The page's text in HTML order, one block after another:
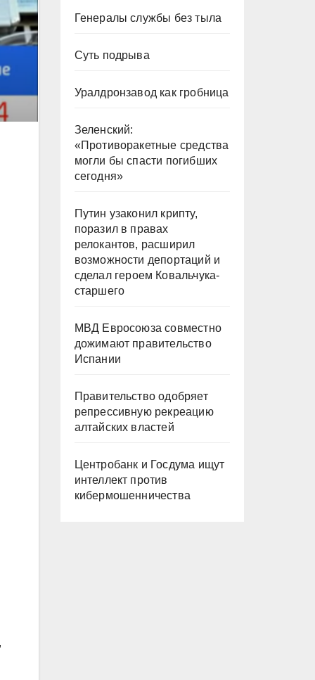
Генералы службы без тыла
Суть подрыва
Уралдронзавод как гробница
Зеленский:
«Противоракетные средства
могли бы спасти погибших
сегодня»
Путин узаконил крипту,
поразил в правах
релокантов, расширил
возможности депортаций и
сделал героем Ковальчука-
старшего
МВД Евросоюза совместно
дожимают правительство
Испании
Правительство одобряет
репрессивную рекреацию
алтайских властей
Центробанк и Госдума ищут
интеллект против
кибермошенничества